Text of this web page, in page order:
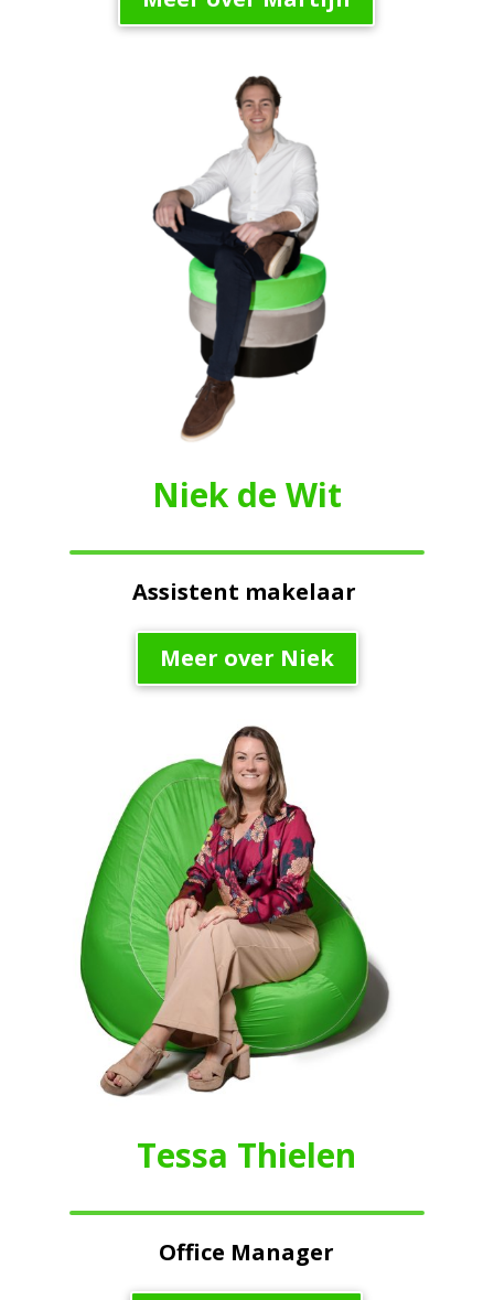
Niek de Wit
Assistent makelaar
Meer over Niek
Tessa Thielen
Office Manager